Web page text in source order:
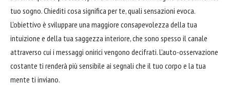
tuo sogno. Chiediti cosa significa per te, quali sensazioni evoca.
L'obiettivo è sviluppare una maggiore consapevolezza della tua
intuizione e della tua saggezza interiore, che sono spesso il canale
attraverso cui i messaggi onirici vengono decifrati. L'auto-osservazione
costante ti renderà più sensibile ai segnali che il tuo corpo e la tua
mente ti inviano.